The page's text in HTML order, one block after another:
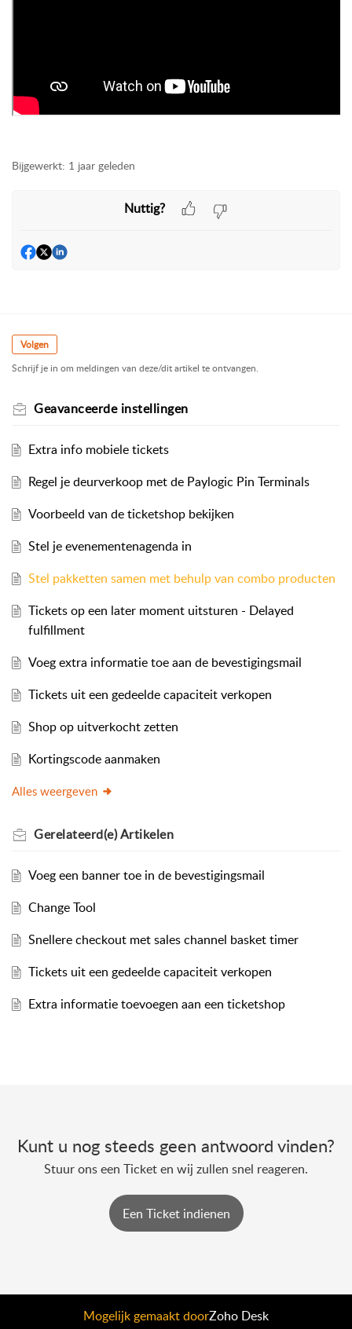
Bijgewerkt: 1 jaar geleden
Nuttig?
Volgen
Schrijf je in om meldingen van deze/dit artikel te ontvangen.
Geavanceerde instellingen
Extra info mobiele tickets
Regel je deurverkoop met de Paylogic Pin Terminals
Voorbeeld van de ticketshop bekijken
Stel je evenementenagenda in
Stel pakketten samen met behulp van combo producten
Tickets op een later moment uitsturen - Delayed
fulfillment
Voeg extra informatie toe aan de bevestigingsmail
Tickets uit een gedeelde capaciteit verkopen
Shop op uitverkocht zetten
Kortingscode aanmaken
Alles weergeven
Gerelateerd(e)Artikelen
Voeg een banner toe in de bevestigingsmail
Change Tool
Snellere checkout met sales channel basket timer
Tickets uit een gedeelde capaciteit verkopen
Extra informatie toevoegen aan een ticketshop
Kunt u nog steeds geen antwoord vinden?
Stuur ons een Ticket en wij zullen snel reageren.
Een Ticket indienen
Mogelijk gemaakt doorZoho Desk